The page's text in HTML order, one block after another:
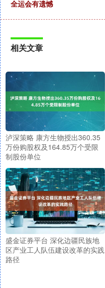
全运会有遗憾
相关文章
泸深策略 康方生物授出360.35
万份购股权及164.85万个受限
制股份单位
盛金证券平台 深化边疆民族地
区产业工人队伍建设改革的实践
路径